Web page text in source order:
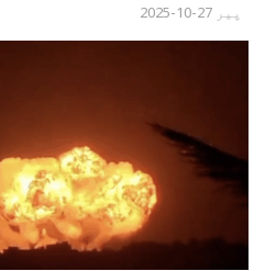
پیر 27-10-2025